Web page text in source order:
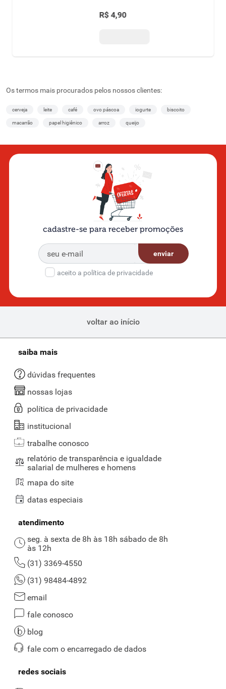
R$ 4,90
Os termos mais procurados pelos nossos clientes:
cerveja leite café ovo páscoa iogurte biscoito
macarrão papel higiênico arroz queijo
cadastre-se para receber promoções
enviar
aceito a política de privacidade
voltar ao início
saiba mais
dúvidas frequentes
nossas lojas
política de privacidade
institucional
trabalhe conosco
relatório de transparência e igualdade
salarial de mulheres e homens
mapa do site
datas especiais
atendimento
seg. à sexta de 8h às 18h sábado de 8h
às 12h
(31) 3369-4550
(31) 98484-4892
email
fale conosco
blog
fale com o encarregado de dados
redes sociais